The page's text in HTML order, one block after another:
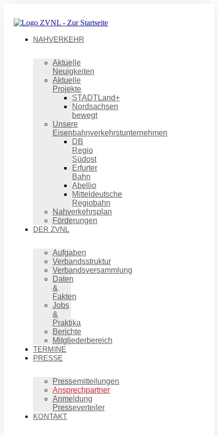
NAHVERKEHR
Aktuelle
Neuigkeiten
Aktuelle
Projekte
STADTLand+
Nordsachsen
bewegt
Unsere
Eisenbahnverkehrstunternehmen
DB
Regio
Südost
Erfurter
Bahn
Abellio
Mitteldeutsche
Regiobahn
Nahverkehrsplan
Förderungen
DER ZVNL
Aufgaben
Verbandsstruktur
Verbandsversammlung
Daten
&
Fakten
Jobs
&
Praktika
Berichte
Mitgliederbereich
TERMINE
PRESSE
Pressemitteilungen
Ansprechpartner
Anmeldung
Presseverteiler
KONTAKT